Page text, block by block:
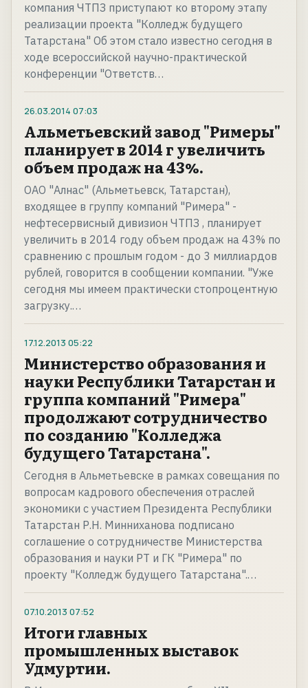
компания ЧТПЗ приступают ко второму этапу
реализации проекта "Колледж будущего
Татарстана" Об этом стало известно сегодня в
ходе всероссийской научно-практической
конференции "Ответств…
26.03.2014 07:03
Альметьевский завод "Римеры"
планирует в 2014 г увеличить
объем продаж на 43%.
ОАО "Алнас" (Альметьевск, Татарстан),
входящее в группу компаний "Римера" -
нефтесервисный дивизион ЧТПЗ , планирует
увеличить в 2014 году объем продаж на 43% по
сравнению с прошлым годом - до 3 миллиардов
рублей, говорится в сообщении компании. "Уже
сегодня мы имеем практически стопроцентную
загрузку.…
17.12.2013 05:22
Министерство образования и
науки Республики Татарстан и
группа компаний "Римера"
продолжают сотрудничество
по созданию "Колледжа
будущего Татарстана".
Сегодня в Альметьевске в рамках совещания по
вопросам кадрового обеспечения отраслей
экономики с участием Президента Республики
Татарстан Р.Н. Минниханова подписано
соглашение о сотрудничестве Министерства
образования и науки РТ и ГК "Римера" по
проекту "Колледж будущего Татарстана".…
07.10.2013 07:52
Итоги главных
промышленных выставок
Удмуртии.